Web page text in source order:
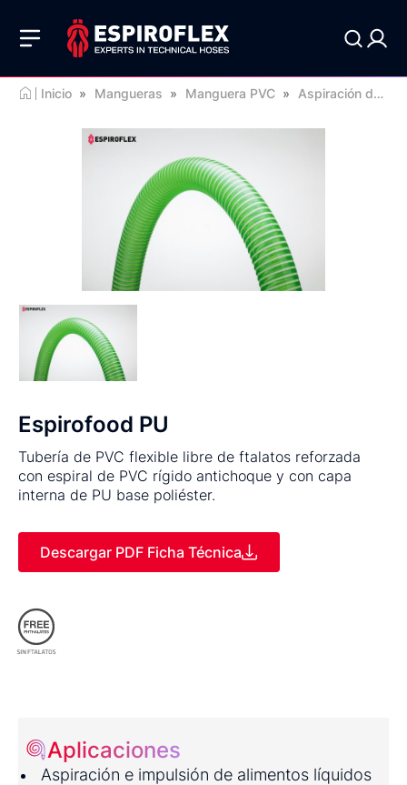
Inicio » Mangueras » Manguera PVC » Aspiración de líquidos
Espirofood PU
Tubería de PVC flexible libre de ftalatos reforzada
con espiral de PVC rígido antichoque y con capa
interna de PU base poliéster.
Descargar PDF Ficha Técnica
Aplicaciones
Aspiración e impulsión de alimentos líquidos